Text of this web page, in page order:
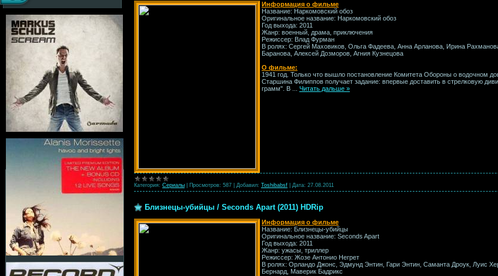
Информация о фильме
Название: Наркомовский обоз
Оригинальное название: Наркомовский обоз
Год выхода: 2011
Жанр: военный, драма, приключения
Режиссер: Влад Фурман
В ролях: Сергей Маховиков, Ольга Фадеева, Анна Арланова, Ирина
Баранова, Алексей Дозморов, Агния Кузнецова
О фильме:
1941 год. Только что вышло постановление Комитета Обороны о водочном
Старшина Филиппов получает задание: впервые доставить в стрелковую
грамм". В
Читать дальше »
Категория: Сериалы Просмотров: 587 Добавил: Toshibabsf Дата: 27.08.2011
Близнецы-убийцы / Seconds Apart (2011) HDRip
Информация о фильме
Название: Близнецы-убийцы
Оригинальное название: Seconds Apart
Год выхода: 2011
Жанр: ужасы, триллер
Режиссер: Жозе Антонио Негрет
В ролях: Орландо Джонс, Эдмунд Энтин, Гари Энтин, Саманта Дроук, Луис
Бернард, Маверик Бадрикс